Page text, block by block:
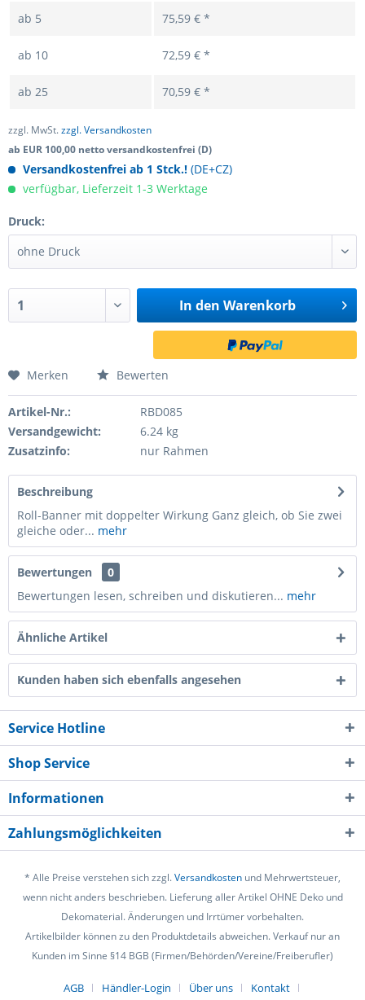
ab 5 75,59 € *
ab 10 72,59 € *
ab 25 70,59 € *
zzgl. MwSt.zzgl. Versandkosten
ab EUR 100,00 netto versandkostenfrei (D)
Versandkostenfrei ab 1 Stck.! (DE+CZ)
verfügbar, Lieferzeit 1-3 Werktage
Druck:
In den Warenkorb
Merken Bewerten
Artikel-Nr.:
RBD085
Versandgewicht:
6.24 kg
Zusatzinfo:
nur Rahmen
Beschreibung
Roll-Banner mit doppelter Wirkung Ganz gleich, ob Sie zwei
gleiche oder... mehr
Bewertungen
0
Bewertungen lesen, schreiben und diskutieren... mehr
Ähnliche Artikel
Kunden haben sich ebenfalls angesehen
Service Hotline
Shop Service
Informationen
Zahlungsmöglichkeiten
* Alle Preise verstehen sich zzgl.Versandkosten und Mehrwertsteuer,
wenn nicht anders beschrieben. Lieferung aller Artikel OHNE Deko und
Dekomaterial. Änderungen und Irrtümer vorbehalten.
Artikelbilder können zu den Produktdetails abweichen. Verkauf nur an
Kunden im Sinne §14 BGB (Firmen/Behörden/Vereine/Freiberufler)
AGB Händler-Login Über uns Kontakt